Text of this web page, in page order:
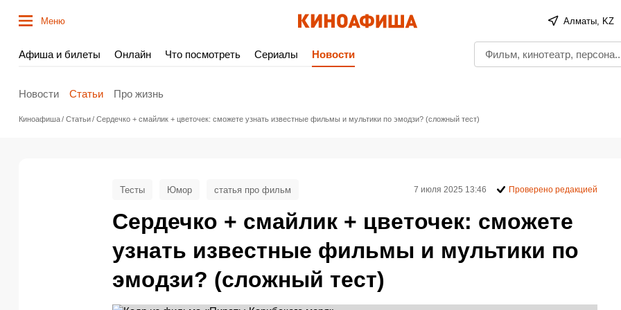
Меню Алматы, KZ
Афиша и билеты Онлайн Что посмотреть Сериалы Новости
Новости Статьи Про жизнь
Киноафиша Статьи Сердечко + смайлик + цветочек: сможете узнать известные фильмы и мультики по эмодзи? (сложный тест)
Сердечко + смайлик + цветочек: сможете
узнать известные фильмы и мультики по
эмодзи? (сложный тест)
Тесты Юмор статья про фильм 7 июля 2025 13:46 Проверено редакцией